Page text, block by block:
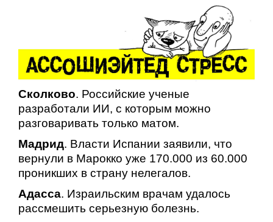
Сколково. Российские ученые
разработали ИИ, с которым можно
разговаривать только матом.
Мадрид. Власти Испании заявили, что
вернули в Марокко уже 170.000 из 60.000
проникших в страну нелегалов.
Адасса. Израильским врачам удалось
рассмешить серьезную болезнь.